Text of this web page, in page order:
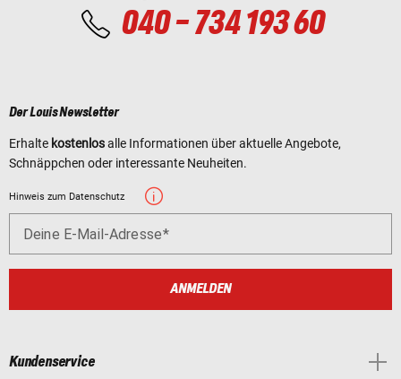
040 - 734 193 60
Der Louis Newsletter
Erhalte kostenlosalle Informationen über aktuelle Angebote,
Schnäppchen oder interessante Neuheiten.
Hinweis zum Datenschutz
Deine E-Mail-Adresse
ANMELDEN
Kundenservice